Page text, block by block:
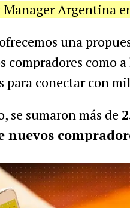
Manager Argentina
una
como a
para conectar con
se sumaron más de
nuevos